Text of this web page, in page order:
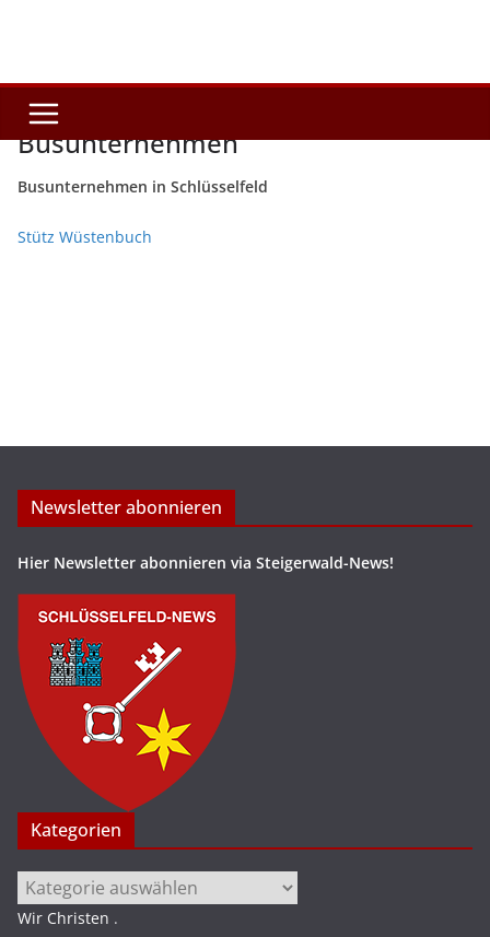
Busunternehmen
Busunternehmen in Schlüsselfeld
Stütz Wüstenbuch
Newsletter abonnieren
Hier Newsletter abonnieren via Steigerwald-News!
Kategorien
Kategorien
Wir Christen .